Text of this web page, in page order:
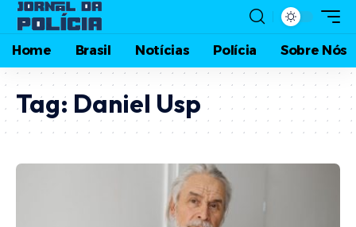
Home Brasil Notícias Polícia Sobre Nós
Tag: Daniel Usp